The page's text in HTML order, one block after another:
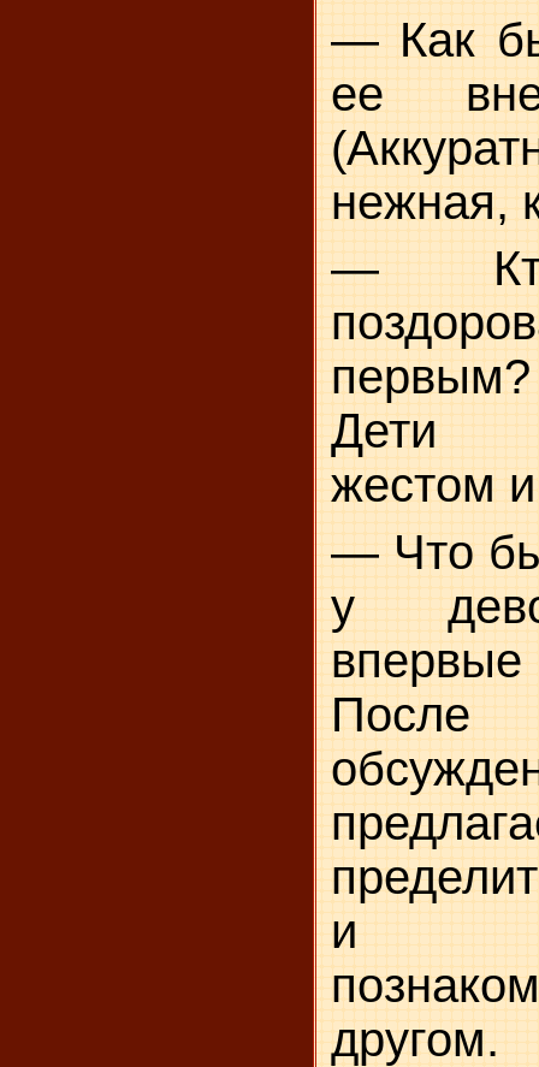
— Как
ее
нежная,
—
Дети
жестом
— Что
у
После
и
другом.